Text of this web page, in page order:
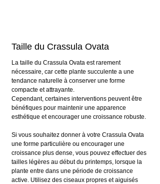
Taille du Crassula Ovata
La taille du Crassula Ovata est rarement
nécessaire, car cette plante succulente a une
tendance naturelle à conserver une forme
compacte et attrayante.
Cependant, certaines interventions peuvent être
bénéfiques pour maintenir une apparence
esthétique et encourager une croissance robuste.
Si vous souhaitez donner à votre Crassula Ovata
une forme particulière ou encourager une
croissance plus dense, vous pouvez effectuer des
tailles légères au début du printemps, lorsque la
plante entre dans une période de croissance
active. Utilisez des ciseaux propres et aiguisés